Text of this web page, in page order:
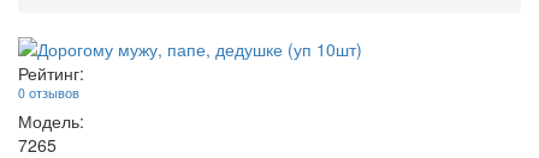
Рейтинг:
0 отзывов
Модель:
7265